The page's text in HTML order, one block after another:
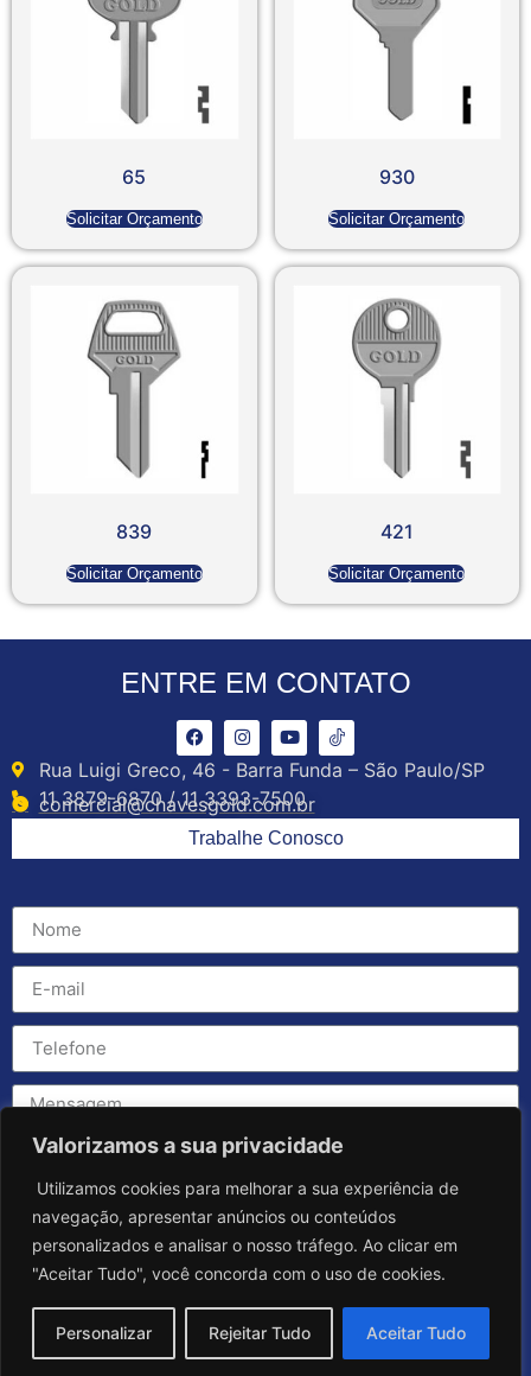
Valorizamos a sua privacidade
Utilizamos cookies para melhorar a sua experiência de
navegação, apresentar anúncios ou conteúdos
personalizados e analisar o nosso tráfego. Ao clicar em
"Aceitar Tudo", você concorda com o uso de cookies.
Personalizar Rejeitar Tudo Aceitar Tudo
65
Solicitar Orçamento
930
Solicitar Orçamento
839
Solicitar Orçamento
421
Solicitar Orçamento
ENTRE EM CONTATO
Rua Luigi Greco, 46 - Barra Funda – São Paulo/SP
11 3879-6870 / 11 3393-7500
comercial@chavesgold.com.br
Trabalhe Conosco
Enviar